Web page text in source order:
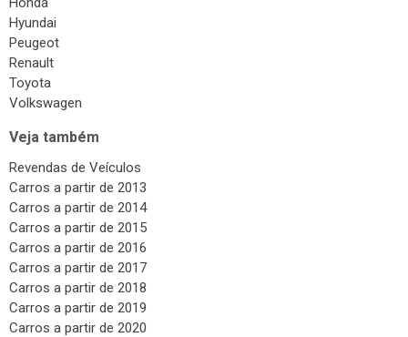
Hyundai
Peugeot
Renault
Toyota
Volkswagen
Veja também
Revendas de Veículos
Carros a partir de 2013
Carros a partir de 2014
Carros a partir de 2015
Carros a partir de 2016
Carros a partir de 2017
Carros a partir de 2018
Carros a partir de 2019
Carros a partir de 2020